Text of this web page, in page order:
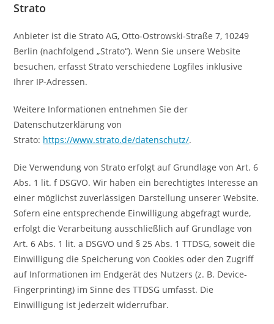
Strato
Anbieter ist die Strato AG, Otto-Ostrowski-Straße 7, 10249
Berlin (nachfolgend „Strato“). Wenn Sie unsere Website
besuchen, erfasst Strato verschiedene Logfiles inklusive
Ihrer IP-Adressen.
Weitere Informationen entnehmen Sie der
Datenschutzerklärung von
Strato: https://www.strato.de/datenschutz/.
Die Verwendung von Strato erfolgt auf Grundlage von Art. 6
Abs. 1 lit. f DSGVO. Wir haben ein berechtigtes Interesse an
einer möglichst zuverlässigen Darstellung unserer Website.
Sofern eine entsprechende Einwilligung abgefragt wurde,
erfolgt die Verarbeitung ausschließlich auf Grundlage von
Art. 6 Abs. 1 lit. a DSGVO und § 25 Abs. 1 TTDSG, soweit die
Einwilligung die Speicherung von Cookies oder den Zugriff
auf Informationen im Endgerät des Nutzers (z. B. Device-
Fingerprinting) im Sinne des TTDSG umfasst. Die
Einwilligung ist jederzeit widerrufbar.